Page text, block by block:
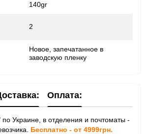
140gr
2
Новое, запечатанное в
заводскую пленку
Оплата:
Украине, в отделения и почтоматы -
Бесплатно - от 4999грн.